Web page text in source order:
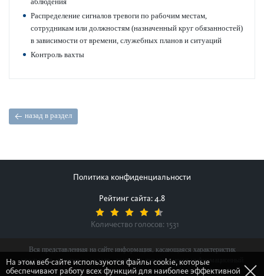
Распреде­л­ение сигналов тревоги по рабочим местам,
сотрудникам или должно­стям (назн­аченный круг обя­занно­стей)
в зав­исимости от времени, служебных планов и ситуаций
Контроль вахты
назад в раздел
Политика конфиденциальности
Рейтинг сайта: 4.8
Количество голосов: 1531
Вся представленная на сайте информация, касающаяся характеристик
продуктов, наличия на складе, стоимости товаров, носит информационный
характер и ни при каких условиях не является публичной офертой,
На этом веб-сайте используются файлы cookie, которые
обеспечивают работу всех функций для наиболее эффективной